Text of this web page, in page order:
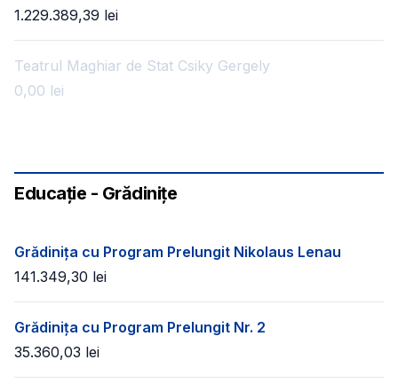
1.229.389,39 lei
Teatrul Maghiar de Stat Csiky Gergely
0,00 lei
Educație - Grădinițe
Grădinița cu Program Prelungit Nikolaus Lenau
141.349,30 lei
Grădinița cu Program Prelungit Nr. 2
35.360,03 lei